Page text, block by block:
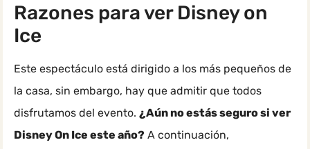
Razones para ver Disney on
Ice
Este espectáculo está dirigido a los más pequeños de
la casa, sin embargo, hay que admitir que todos
disfrutamos del evento. ¿Aún no estás seguro si ver
Disney On Ice este año? A continuación,